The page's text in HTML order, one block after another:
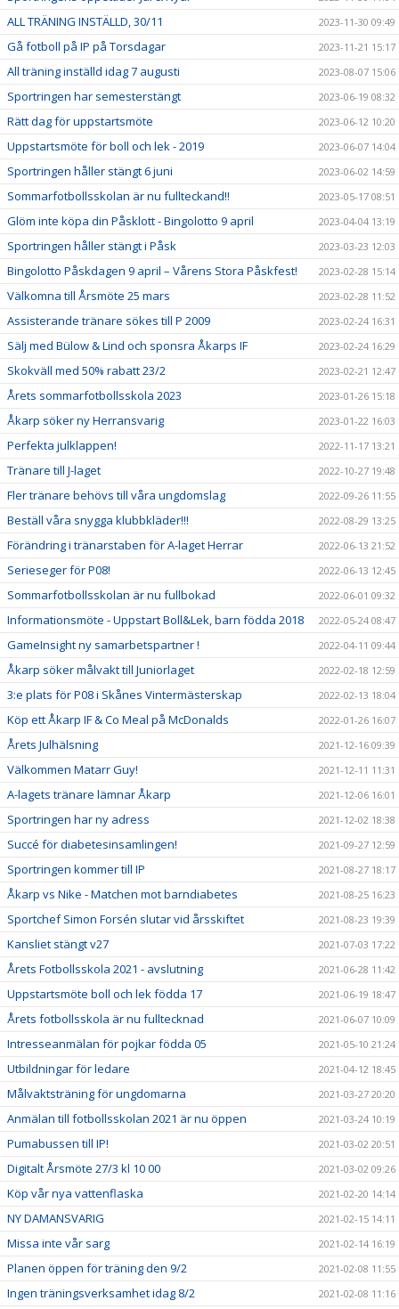
ALL TRÄNING INSTÄLLD, 30/11 2023-11-30 09:49
Gå fotboll på IP på Torsdagar 2023-11-21 15:17
All träning inställd idag 7 augusti 2023-08-07 15:06
Sportringen har semesterstängt 2023-06-19 08:32
Rätt dag för uppstartsmöte 2023-06-12 10:20
Uppstartsmöte för boll och lek - 2019 2023-06-07 14:04
Sportringen håller stängt 6 juni 2023-06-02 14:59
Sommarfotbollsskolan är nu fullteckand!! 2023-05-17 08:51
Glöm inte köpa din Påsklott - Bingolotto 9 april 2023-04-04 13:19
Sportringen håller stängt i Påsk 2023-03-23 12:03
Bingolotto Påskdagen 9 april – Vårens Stora Påskfest! 2023-02-28 15:14
Välkomna till Årsmöte 25 mars 2023-02-28 11:52
Assisterande tränare sökes till P 2009 2023-02-24 16:31
Sälj med Bülow & Lind och sponsra Åkarps IF 2023-02-24 16:29
Skokväll med 50% rabatt 23/2 2023-02-21 12:47
Årets sommarfotbollsskola 2023 2023-01-26 15:18
Åkarp söker ny Herransvarig 2023-01-22 16:03
Perfekta julklappen! 2022-11-17 13:21
Tränare till J-laget 2022-10-27 19:48
Fler tränare behövs till våra ungdomslag 2022-09-26 11:55
Beställ våra snygga klubbkläder!!! 2022-08-29 13:25
Förändring i tränarstaben för A-laget Herrar 2022-06-13 21:52
Serieseger för P08! 2022-06-13 12:45
Sommarfotbollsskolan är nu fullbokad 2022-06-01 09:32
Informationsmöte - Uppstart Boll&Lek, barn födda 2018 2022-05-24 08:47
GameInsight ny samarbetspartner ! 2022-04-11 09:44
Åkarp söker målvakt till Juniorlaget 2022-02-18 12:59
3:e plats för P08 i Skånes Vintermästerskap 2022-02-13 18:04
Köp ett Åkarp IF & Co Meal på McDonalds 2022-01-26 16:07
Årets Julhälsning 2021-12-16 09:39
Välkommen Matarr Guy! 2021-12-11 11:31
A-lagets tränare lämnar Åkarp 2021-12-06 16:01
Sportringen har ny adress 2021-12-02 18:38
Succé för diabetesinsamlingen! 2021-09-27 12:59
Sportringen kommer till IP 2021-08-27 18:17
Åkarp vs Nike - Matchen mot barndiabetes 2021-08-25 16:23
Sportchef Simon Forsén slutar vid årsskiftet 2021-08-23 19:39
Kansliet stängt v27 2021-07-03 17:22
Årets Fotbollsskola 2021 - avslutning 2021-06-28 11:42
Uppstartsmöte boll och lek födda 17 2021-06-19 18:47
Årets fotbollsskola är nu fulltecknad 2021-06-07 10:09
Intresseanmälan för pojkar födda 05 2021-05-10 21:24
Utbildningar för ledare 2021-04-12 18:45
Målvaktsträning för ungdomarna 2021-03-27 20:20
Anmälan till fotbollsskolan 2021 är nu öppen 2021-03-24 10:19
Pumabussen till IP! 2021-03-02 20:51
Digitalt Årsmöte 27/3 kl 10 00 2021-03-02 09:26
Köp vår nya vattenflaska 2021-02-20 14:14
NY DAMANSVARIG 2021-02-15 14:11
Missa inte vår sarg 2021-02-14 16:19
Planen öppen för träning den 9/2 2021-02-08 11:55
Ingen träningsverksamhet idag 8/2 2021-02-08 11:16